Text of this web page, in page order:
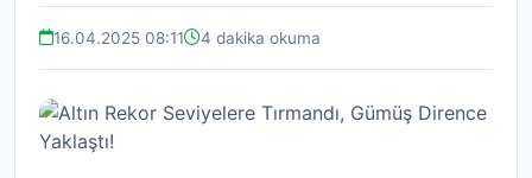
16.04.2025 08:11 4 dakika okuma